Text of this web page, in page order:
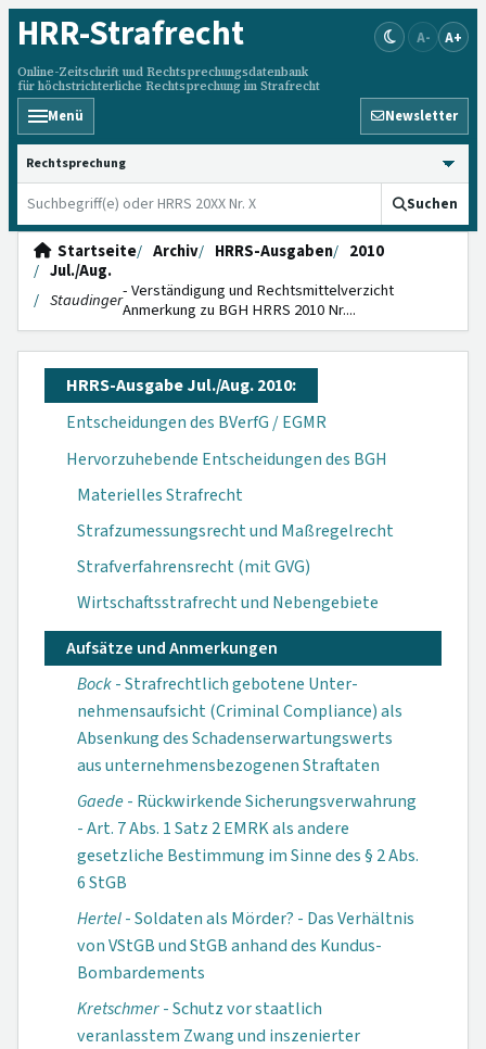
HRR-Strafrecht
Online-Zeitschrift und Rechtsprechungsdatenbank
für höchstrichterliche Rechtsprechung im Strafrecht
A- A+
Menü Newsletter
HRRS durchsuchen
Suchen
Startseite Archiv HRRS-Ausgaben
2010
Jul./Aug.
Staudinger- Verständigung und Rechtsmittelverzicht
Anmerkung zu BGH HRRS 2010 Nr....
HRRS-Ausgabe Jul./Aug. 2010:
Entscheidungen des BVerfG / EGMR
Hervorzuhebende Entscheidungen des BGH
Materielles Strafrecht
Strafzumessungsrecht und Maßregelrecht
Strafverfahrensrecht (mit GVG)
Wirtschaftsstrafrecht und Nebengebiete
Aufsätze und Anmerkungen
Bock- Strafrechtlich gebotene Unter­
nehmensaufsicht (Criminal Compliance) als
Absenkung des Schadenserwartungs­werts
aus unterneh­mensbezogenen Straftaten
Gaede- Rückwirkende Sicherungsverwahrung
- Art. 7 Abs. 1 Satz 2 EMRK als andere
gesetzliche Bestimmung im Sinne des § 2 Abs.
6 StGB
Hertel- Soldaten als Mörder? - Das Verhältnis
von VStGB und StGB anhand des Kundus-
Bombardements
Kretschmer- Schutz vor staatlich
veranlasstem Zwang und inszenierter